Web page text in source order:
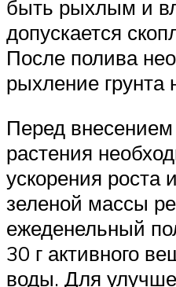
быть рыхлым и
допускается
После полива
рыхление грунта
Перед
растения
ускорения роста
зеленой массы
ежеденельный
30 г активного
воды. Для